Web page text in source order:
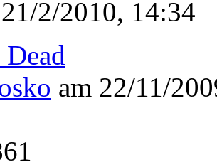
2/2010, 14:34
am 22/11/